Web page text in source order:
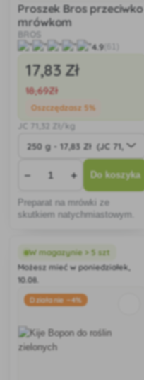
Proszek Bros przeciwko
mrówkom
BROS
4.9(61)
17,83 Zł
18,69Zł
Oszczędzasz 5%
71 ,32 Zł/kg
− + Do koszyka
Preparat na mrówki ze
skutkiem natychmiastowym.
W magazynie > 5 szt
Możesz mieć w poniedziałek,
10.08.
Działanie −4%